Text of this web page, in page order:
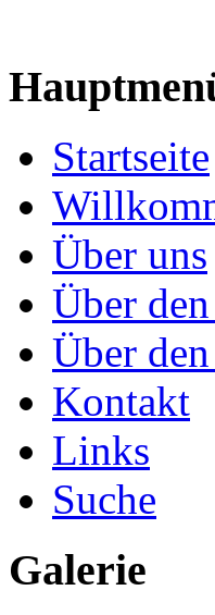
Startseite
Über uns
Über
Über
Kontakt
Links
Suche
Galerie